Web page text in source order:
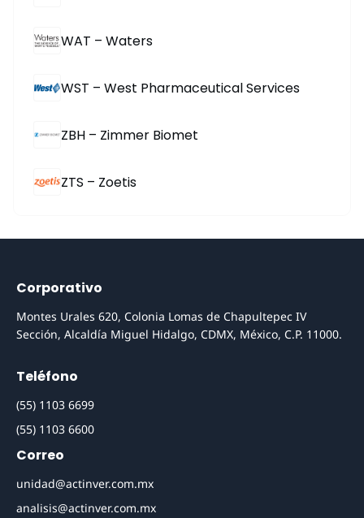
WAT – Waters
WST – West Pharmaceutical Services
ZBH – Zimmer Biomet
ZTS – Zoetis
Corporativo
Montes Urales 620, Colonia Lomas de Chapultepec IV
Sección, Alcaldía Miguel Hidalgo, CDMX, México, C.P. 11000.
Teléfono
(55) 1103 6699
(55) 1103 6600
Correo
unidad@actinver.com.mx
analisis@actinver.com.mx